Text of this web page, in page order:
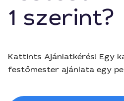
1 szerint?
Kattints Ajánlatkérés! Egy
festőmester ajánlata egy